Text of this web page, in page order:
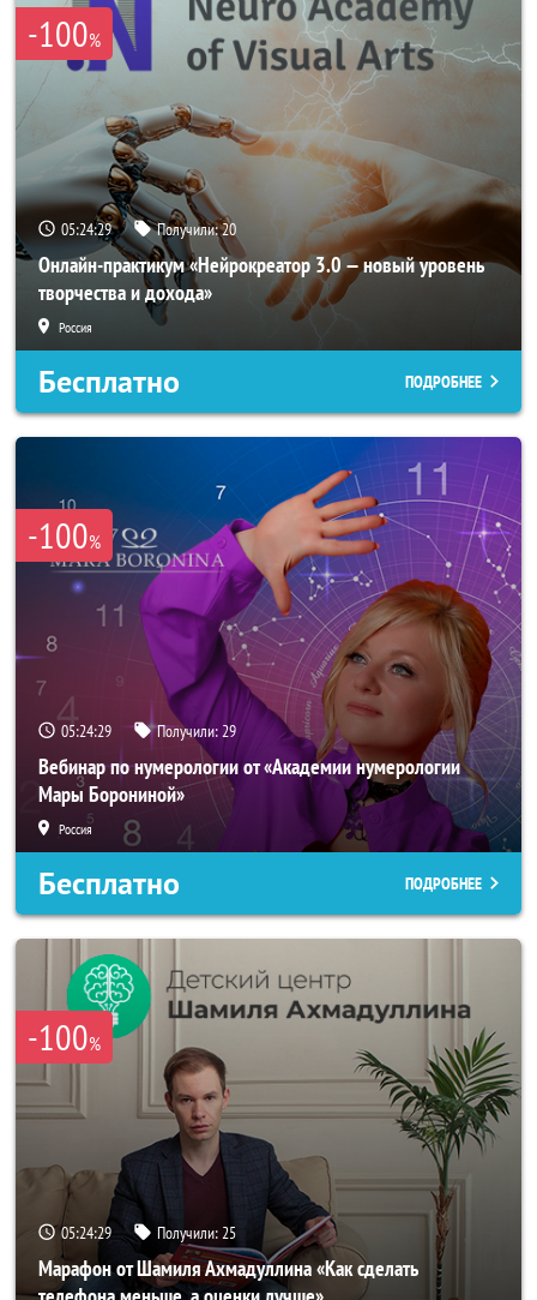
-100%
05:24:25 Получили:20
Онлайн-практикум «Нейрокреатор 3.0 — новый уровень
творчества и дохода»
Россия
Бесплатно ПОДРОБНЕЕ
-100%
05:24:25 Получили:29
Вебинар по нумерологии от «Академии нумерологии
Мары Борониной»
Россия
Бесплатно ПОДРОБНЕЕ
-100%
05:24:25 Получили:25
Марафон от Шамиля Ахмадуллина «Как сделать